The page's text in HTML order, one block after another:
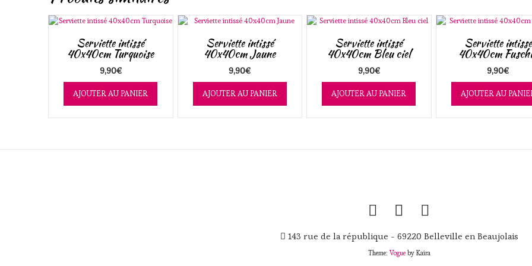
Serviette intissé
40x40cm Turquoise
9,90€
AJOUTER AU PANIER
Serviette intissé
40x40cm Jaune
9,90€
AJOUTER AU PANIER
Serviette intissé
40x40cm Bleu ciel
9,90€
AJOUTER AU PANIER
Serviette intissé
40x40cm
9,90€
AJOUTER AU
143 rue de la république - 69220 Belleville en Beaujolais
Theme:Vogueby Kaira